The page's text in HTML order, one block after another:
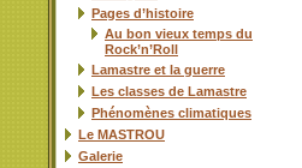
Pages d’histoire
Au bon vieux temps du
Rock’n’Roll
Lamastre et la guerre
Les classes de Lamastre
Phénomènes climatiques
Le MASTROU
Galerie